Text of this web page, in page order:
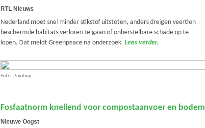
RTL Nieuws
Nederland moet snel minder stikstof uitstoten, anders dreigen veertien
beschermde habitats verloren te gaan of onherstelbare schade op te
lopen. Dat meldt Greenpeace na onderzoek. Lees verder.
Foto: Pixabay
Fosfaatnorm knellend voor compostaanvoer en bodem
Nieuwe Oogst